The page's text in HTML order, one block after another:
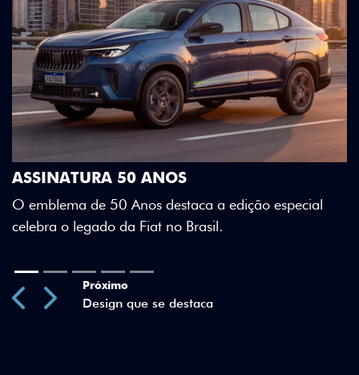
DESIGN QUE SE DESTACA
Teto bicolor, adesivos estilizados e detalhes
Green criam uma identidade visual única.